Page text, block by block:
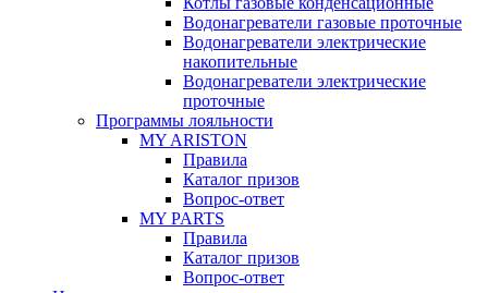
Водонагреватели газовые проточные
Водонагреватели электрические
накопительные
Водонагреватели электрические
проточные
Программы лояльности
MY ARISTON
Правила
Каталог призов
Вопрос-ответ
MY PARTS
Правила
Каталог призов
Вопрос-ответ